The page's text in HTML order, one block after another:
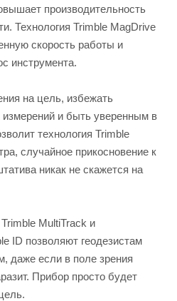
производительность
Технология Trimble MagDrive
скорость работы и
инструмента.
на цель, избежать
измерений и быть уверенным в
технология Trimble
случайное прикосновение к
никак не скажется на
MultiTrack и
ID позволяют геодезистам
даже если в поле зрения
Прибор просто будет